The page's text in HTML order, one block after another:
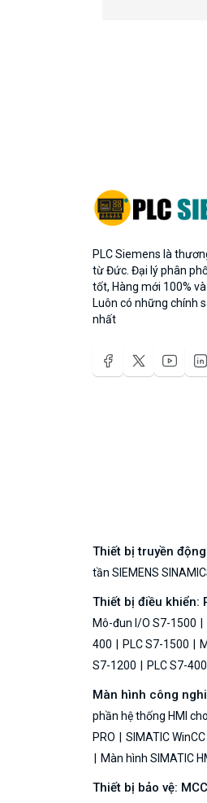
PLC Siemens là
từ Đức. Đại lý phân
tốt, Hàng mới 100%
Luôn có những chính
nhất
Thiết bị truyền
tần SIEMENS
Thiết bị điều khiển:
Mô-đun I/O S7-1500
400
PLC S7-1500
S7-1200
PLC S7-400
Màn hình công
phần hệ thống HMI
PRO
SIMATIC
Màn hình SIMATIC
Thiết bị bảo vệ: